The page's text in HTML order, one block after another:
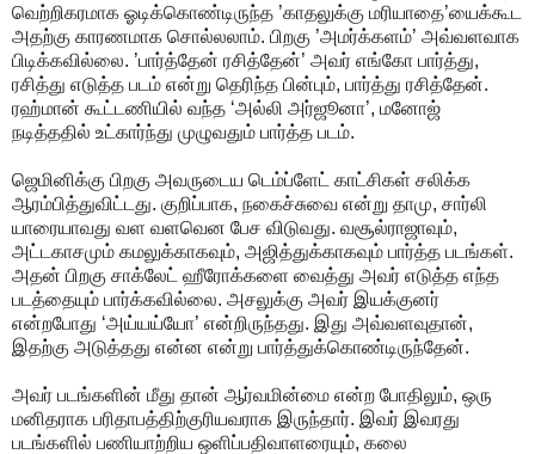
வெற்றிகரமாக ஓடிக்கொண்டிருந்த ’காதலுக்கு மரியாதை’யைக்கூட
அதற்கு காரணமாக சொல்லலாம். பிறகு ’அமர்க்களம்’ அவ்வளவாக
பிடிக்கவில்லை. ’பார்த்தேன் ரசித்தேன்’ அவர் எங்கோ பார்த்து,
ரசித்து எடுத்த படம் என்று தெரிந்த பின்பும், பார்த்து ரசித்தேன்.
ரஹ்மான் கூட்டணியில் வந்த ‘அல்லி அர்ஜூனா’, மனோஜ்
நடித்ததில் உட்கார்ந்து முழுவதும் பார்த்த படம்.
ஜெமினிக்கு பிறகு அவருடைய டெம்ப்ளேட் காட்சிகள் சலிக்க
ஆரம்பித்துவிட்டது. குறிப்பாக, நகைச்சுவை என்று தாமு, சார்லி
யாரையாவது வள வளவென பேச விடுவது. வசூல்ராஜாவும்,
அட்டகாசமும் கமலுக்காகவும், அஜித்துக்காகவும் பார்த்த படங்கள்.
அதன் பிறகு சாக்லேட் ஹீரோக்களை வைத்து அவர் எடுத்த எந்த
படத்தையும் பார்க்கவில்லை. அசலுக்கு அவர் இயக்குனர்
என்றபோது ‘அய்யய்யோ’ என்றிருந்தது. இது அவ்வளவுதான்,
இதற்கு அடுத்தது என்ன என்று பார்த்துக்கொண்டிருந்தேன்.
அவர் படங்களின் மீது தான் ஆர்வமின்மை என்ற போதிலும், ஒரு
மனிதராக பரிதாபத்திற்குரியவராக இருந்தார். இவர் இவரது
படங்களில் பணியாற்றிய ஒளிப்பதிவாளரையும், கலை